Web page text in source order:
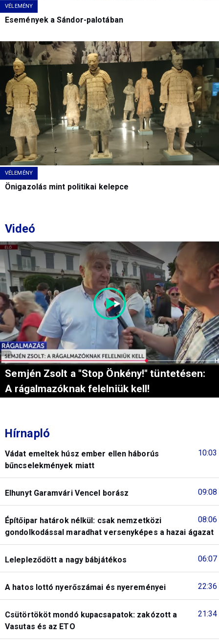
VÉLEMÉNY
Események a Sándor-palotában
VÉLEMÉNY
Önigazolás mint politikai kelepce
Videó
Semjén Zsolt a "Stop Önkény!" tüntetésen:
A rágalmazóknak felelniük kell!
Hírnapló
10:03
Vádat emeltek húsz ember ellen háborús
bűncselekmények miatt
09:08
Elhunyt Garamvári Vencel borász
08:06
Építőipar határok nélkül: csak nemzetközi
gondolkodással maradhat versenyképes a hazai ágazat
06:07
Lelepleződött a nagy bábjátékos
22:36
A hatos lottó nyerőszámai és nyereményei
21:34
Csütörtököt mondó kupacsapatok: zakózott a
Vasutas és az ETO